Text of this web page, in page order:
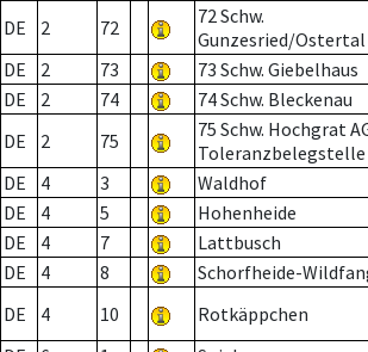
DE 2 72
72 Schw.
Gunzesried/Ostertal
DE
2 73 73 Schw. Giebelhaus
DE
2 74 74 Schw. Bleckenau
DE
2 75
75 Schw. Hochgrat
Toleranzbelegstelle
DE
4 3 Waldhof
DE
4 5 Hohenheide
DE
4 7 Lattbusch
DE
4 8 Schorfheide-
DE
4 10 Rotkäppchen